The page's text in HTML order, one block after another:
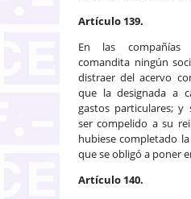
Artículo 139.
En las
comandita ningún
distraer del acervo
que la designada a
gastos particulares;
ser compelido a su
hubiese completado
que se obligó a poner
Artículo 140.